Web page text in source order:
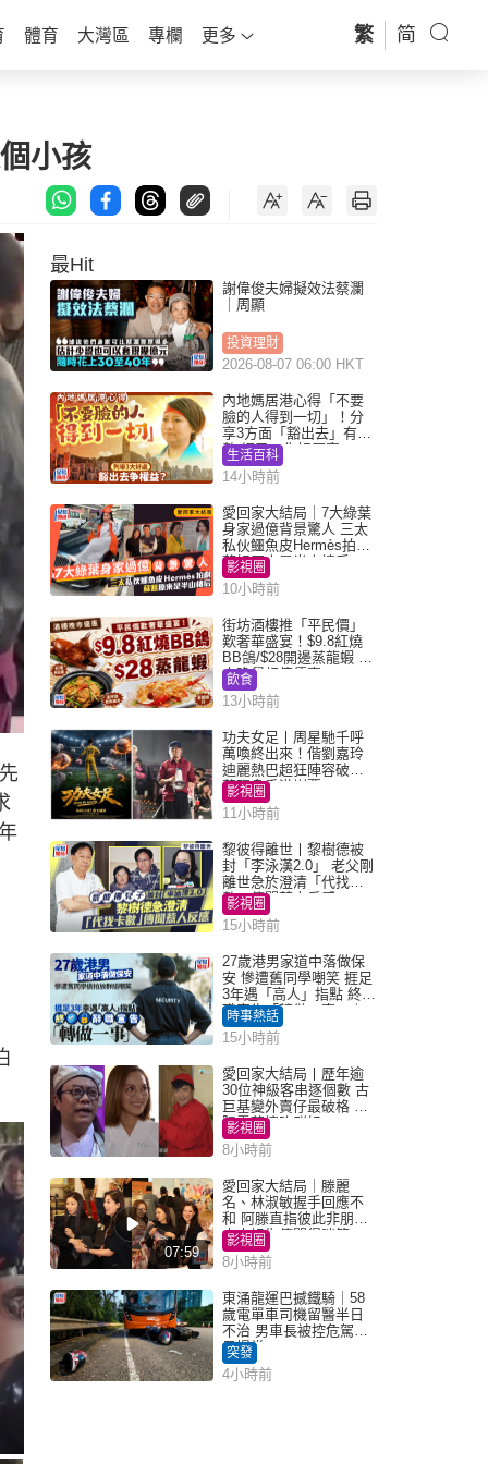
體育 大灣區 專欄 更多 繁 简
小孩
最Hit
謝偉俊夫婦擬效法蔡瀾
｜周顯
投資理財
2026-08-07 06:00 HKT
內地媽居港心得「不要
臉的人得到一切」！分
享3方面「豁出去」有著
數 網民：你好厲害
生活百科
14小時前
愛回家大結局｜7大綠葉
身家過億背景驚人 三太
私伙鱷魚皮Hermès拍劇
蘇姐原來是半山樓后
影視圈
10小時前
街坊酒樓推「平民價」
歎奢華盛宴！$9.8紅燒
BB鴿/$28開邊蒸龍蝦 3
大晚餐超值優惠
飲食
13小時前
功夫女足丨周星馳千呼
萬喚終出來！偕劉嘉玲
迪麗熱巴超狂陣容破天
荒現身香港謝票
影視圈
11小時前
黎彼得離世丨黎樹德被
封「李泳漢2.0」 老父剛
離世急於澄清「代找卡
數」傳聞惹人反感
影視圈
15小時前
27歲港男家道中落做保
安 慘遭舊同學嘲笑 捱足
3年遇「高人」指點 終辭
職宣告「轉做一事」｜
Juicy叮
時事熱話
15小時前
愛回家大結局丨歷年逾
30位神級客串逐個數 古
巨基變外賣仔最破格 歐
陽震華情陷群姐
影視圈
8小時前
07:59
愛回家大結局｜滕麗
名、林淑敏握手回應不
和 阿滕直指彼此非朋友
大小姐指傳聞得啖笑
影視圈
8小時前
東涌龍運巴撼鐵騎｜58
歲電單車司機留醫半日
不治 男車長被控危駕今
早提堂
突發
4小時前